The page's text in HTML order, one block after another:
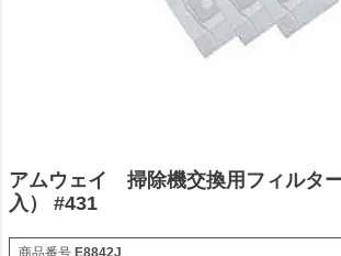
アムウェイ 掃除機交換用フィルタ
入） #431
商品番号 E8842J